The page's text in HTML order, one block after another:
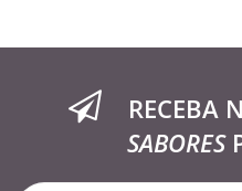
RECEBA
SABORES